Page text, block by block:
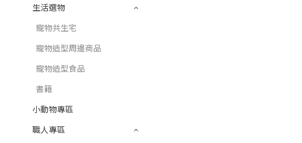
生活選物
寵物共生宅
寵物造型周邊商品
寵物造型食品
書籍
小動物專區
職人專區